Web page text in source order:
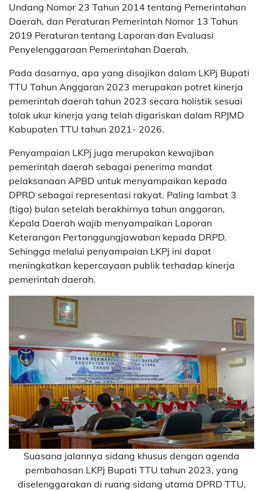
Undang Nomor 23 Tahun 2014 tentang Pemerintahan
Daerah, dan Peraturan Pemerintah Nomor 13 Tahun
2019 Peraturan tentang Laporan dan Evaluasi
Penyelenggaraan Pemerintahan Daerah.
Pada dasarnya, apa yang disajikan dalam LKPj Bupati
TTU Tahun Anggaran 2023 merupakan potret kinerja
pemerintah daerah tahun 2023 secara holistik sesuai
tolak ukur kinerja yang telah digariskan dalam RPJMD
Kabupaten TTU tahun 2021- 2026.
Penyampaian LKPj juga merupakan kewajiban
pemerintah daerah sebagai penerima mandat
pelaksanaan APBD untuk menyampaikan kepada
DPRD sebagai representasi rakyat. Paling lambat 3
(tiga) bulan setelah berakhirnya tahun anggaran,
Kepala Daerah wajib menyampaikan Laporan
Keterangan Pertanggungjawaban kepada DRPD.
Sehingga melalui penyampaian LKPj ini dapat
meningkatkan kepercayaan publik terhadap kinerja
pemerintah daerah.
Suasana jalannya sidang khusus dengan agenda
pembahasan LKPj Bupati TTU tahun 2023, yang
diselenggarakan di ruang sidang utama DPRD TTU,